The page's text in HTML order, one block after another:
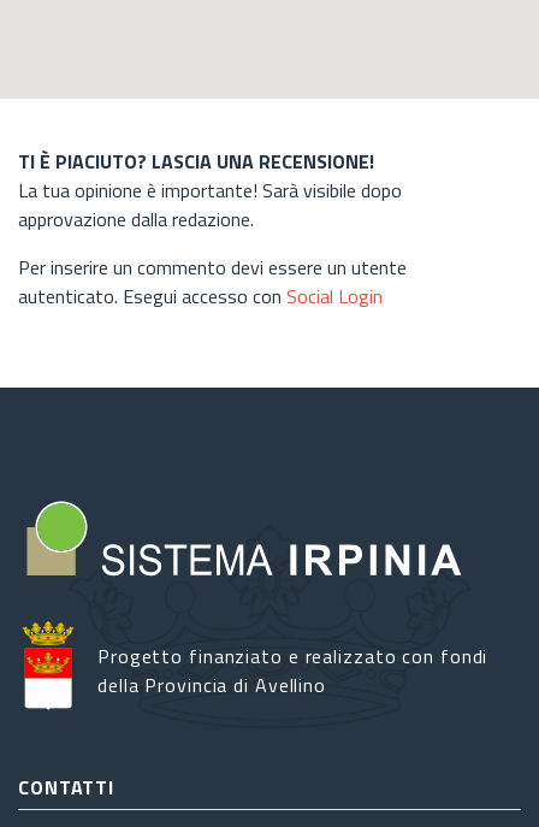
TI È PIACIUTO? LASCIA UNA RECENSIONE!
La tua opinione è importante! Sarà visibile dopo
approvazione dalla redazione.
Per inserire un commento devi essere un utente
autenticato. Esegui accesso con Social Login
Progetto finanziato e realizzato con fondi
della Provincia di Avellino
CONTATTI